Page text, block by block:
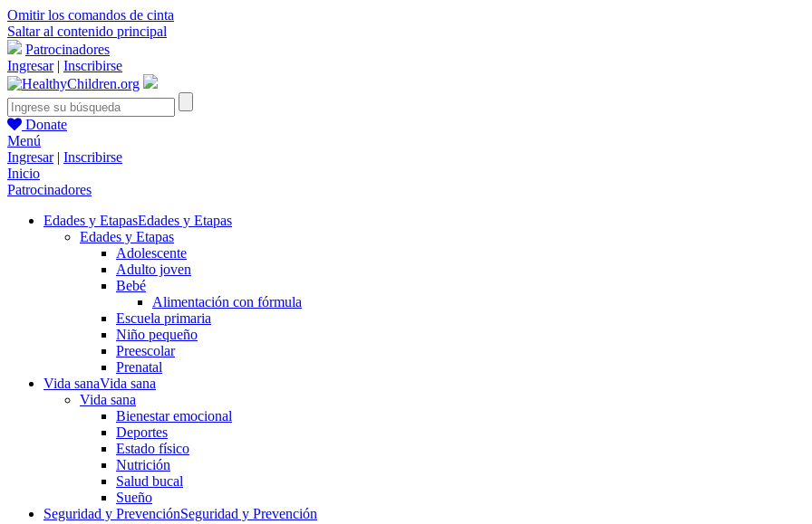
Omitir los comandos de cinta
Saltar al contenido principal
Patrocinadores
Ingresar| Inscribirse
Donate
Menú
Ingresar| Inscribirse
Inicio
Patrocinadores
Edades y EtapasEdades y Etapas
Edades y Etapas
Adolescente
Adulto joven
Bebé
Alimentación con fórmula
Escuela primaria
Niño pequeño
Preescolar
Prenatal
Vida sanaVida sana
Vida sana
Bienestar emocional
Deportes
Estado físico
Nutrición
Salud bucal
Sueño
Seguridad y PrevenciónSeguridad y Prevención